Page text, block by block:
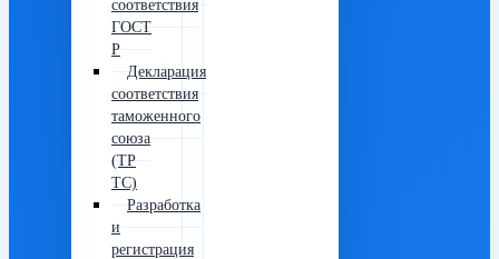
соответствия
ГОСТ
Р
Декларация
соответствия
таможенного
союза
(ТР
ТС)
Разработка
и
регистрация